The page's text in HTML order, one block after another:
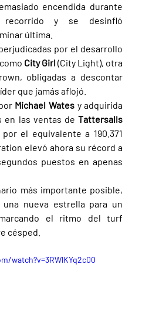
encendida durante
y se desinfló
última.
por el desarrollo
City Girl (City Light), otra
obligadas a descontar
que jamás aflojó.
Michael Wates y adquirida
en las ventas de
el equivalente a 190.371
elevó ahora su récord a
puestos en apenas
más importante posible,
una nueva estrella para un
el ritmo del turf
césped.
watch?v=3RWlKYq2c00